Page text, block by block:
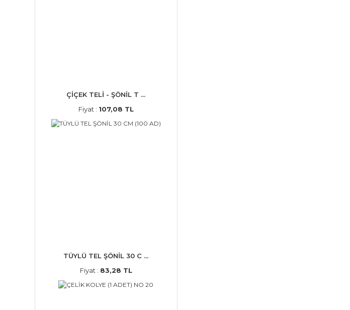
ÇİÇEK TELİ - ŞÖNİL T ...
Fiyat : 107,08 TL
TÜYLÜ TEL ŞÖNİL 30 C ...
Fiyat : 83,28 TL